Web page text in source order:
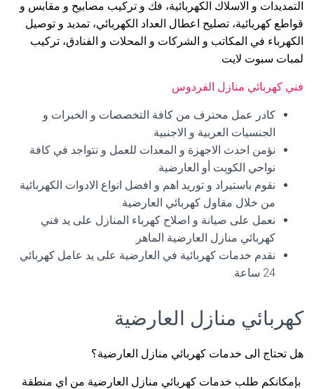
التمديدات و الاسلاك الكهربائية، فك و تركيب مصابيح و مقابس و
قواطع كهربائية، تصليح اعطال العداد الكهربائي، تمديد و توصيل
الكهرباء في المكاتب و الشركات و المحلات و الفنادق، تركيب
لمبات سبوت لايت.
فني كهربائي منازل الفردوس
كادر عمل محترف من كافة التخصصات و الخبرات و
الجنسيات العربية و الاجنبية.
نؤمن احدث الاجهزة و المعدات للعمل و نتواجد في كافة
نواحي الكويت أو العارضية.
نقوم باستيراد و توريد اهم و افضل انواع الادوات الكهربائية
من خلال مقاول كهربائي العارضية.
نعمل على صيانة و اصلاح كهرباء المنازل على يد فني
كهربائي منازل العارضية الماهر.
نقدم خدمات كهربائية في العارضية على يد عامل كهربائي
24 ساعة.
كهربائي منازل العارضية
هل تحتاج الى خدمات كهربائي منازل العارضية؟
بإمكانكم طلب خدمات كهربائي منازل العارضية من اي منطقة